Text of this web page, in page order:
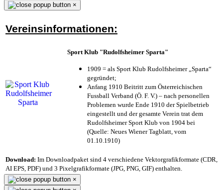
×
Vereinsinformationen:
Sport Klub "Rudolfsheimer Sparta"
1909 = als Sport Klub Rudolfsheimer „Sparta“
gegründet;
Anfang 1910 Beitritt zum Österreichischen
Fussball Verband (Ö. F. V.) – nach personellen
Problemen wurde Ende 1910 der Spielbetrieb
eingestellt und der gesamte Verein trat dem
Rudolfsheimer Sport Klub von 1904 bei
(Quelle: Neues Wiener Tagblatt, vom
01.10.1910)
Download: Im Downloadpaket sind 4 verschiedene Vektorgrafikformate (CDR,
AI EPS, PDF) und 3 Pixelgrafikformate (JPG, PNG, GIF) enthalten.
×